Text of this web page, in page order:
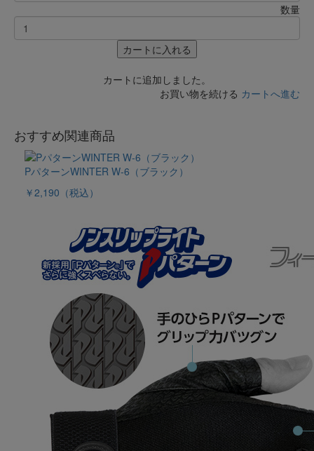
数量
カートに入れる
カートに追加しました。
お買い物を続ける カートへ進む
おすすめ関連商品
PパターンWINTER W-6（ブラック）
￥2,190 （税込）